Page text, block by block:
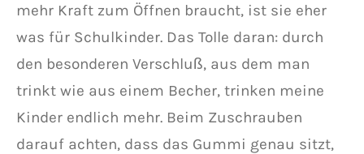
mehr Kraft zum Öffnen braucht, ist sie eher
was für Schulkinder. Das Tolle daran: durch
den besonderen Verschluß, aus dem man
trinkt wie aus einem Becher, trinken meine
Kinder endlich mehr. Beim Zuschrauben
darauf achten, dass das Gummi genau sitzt,